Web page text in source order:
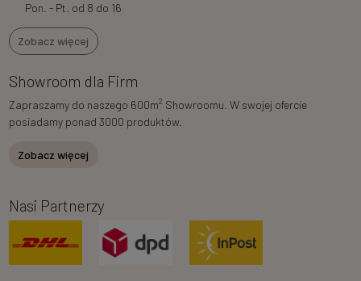
Pon. - Pt. od 8 do 16
Zobacz więcej
Showroom dla Firm
Zapraszamy do naszego 600m2 Showroomu. W swojej ofercie
posiadamy ponad 3000 produktów.
Zobacz więcej
Nasi Partnerzy